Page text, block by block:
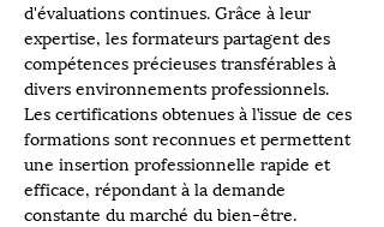
d'évaluations continues. Grâce à leur
expertise, les formateurs partagent des
compétences précieuses transférables à
divers environnements professionnels.
Les certifications obtenues à l’issue de ces
formations sont reconnues et permettent
une insertion professionnelle rapide et
efficace, répondant à la demande
constante du marché du bien-être.